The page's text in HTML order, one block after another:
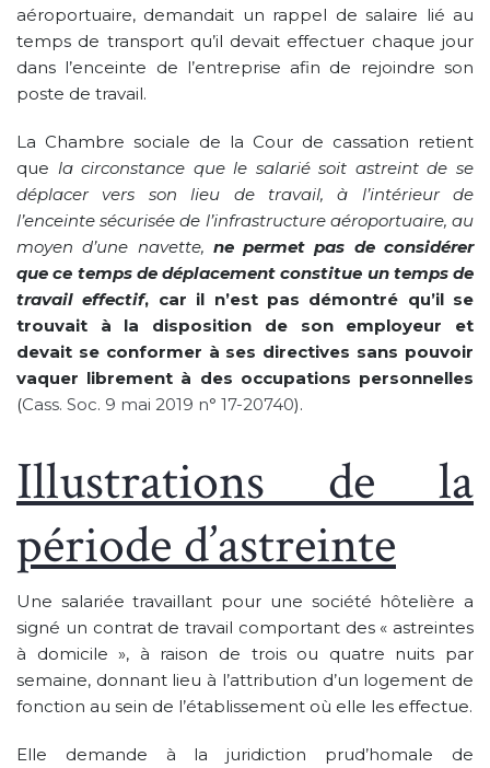
aéroportuaire, demandait un rappel de salaire lié au
temps de transport qu’il devait effectuer chaque jour
dans l’enceinte de l’entreprise afin de rejoindre son
poste de travail.
La Chambre sociale de la Cour de cassation retient
que la circonstance que le salarié soit astreint de se
déplacer vers son lieu de travail, à l’intérieur de
l’enceinte sécurisée de l’infrastructure aéroportuaire, au
moyen d’une navette, ne permet pas de considérer
que ce temps de déplacement constitue un temps de
travail effectif, car il n’est pas démontré qu’il se
trouvait à la disposition de son employeur et
devait se conformer à ses directives sans pouvoir
vaquer librement à des occupations personnelles
(Cass. Soc. 9 mai 2019 n° 17-20740).
Illustrations de la
période d’astreinte
Une salariée travaillant pour une société hôtelière a
signé un contrat de travail comportant des « astreintes
à domicile », à raison de trois ou quatre nuits par
semaine, donnant lieu à l’attribution d’un logement de
fonction au sein de l’établissement où elle les effectue.
Elle demande à la juridiction prud’homale de